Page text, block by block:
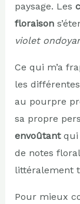
paysage. Les
floraison
violet
Ce qui m’a
les
au pourpre
sa propre
envoûtantqui
de notes
littéralement
Pour mieux